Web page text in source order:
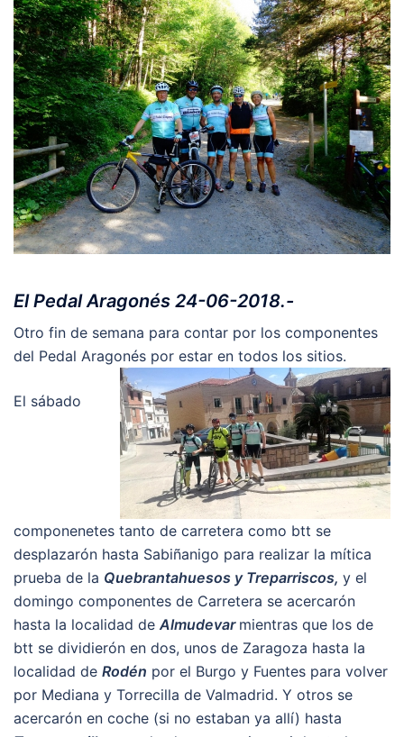
El Pedal Aragonés 24-06-2018.-
Otro fin de semana para contar por los componentes
del Pedal Aragonés por estar en todos los sitios.
El sábado
componenetes tanto de carretera como btt se
desplazarón hasta Sabiñanigo para realizar la mítica
prueba de la Quebrantahuesos y Treparriscos, y el
domingo componentes de Carretera se acercarón
hasta la localidad de Almudevar mientras que los de
btt se dividierón en dos, unos de Zaragoza hasta la
localidad de Rodén por el Burgo y Fuentes para volver
por Mediana y Torrecilla de Valmadrid. Y otros se
acercarón en coche (si no estaban ya allí) hasta